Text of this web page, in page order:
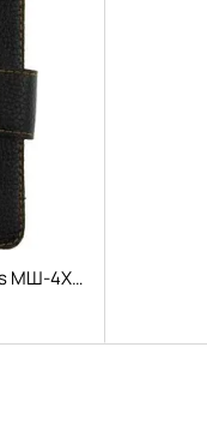
Pro-Covers Pro-Covers МШ-4XL-72 Black